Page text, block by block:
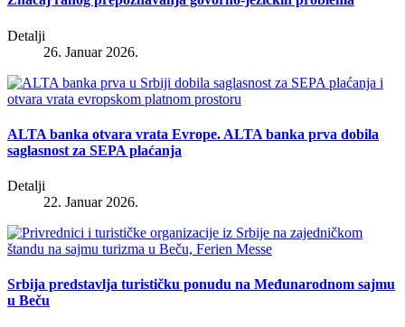
Detalji
26. Januar 2026.
ALTA banka otvara vrata Evrope. ALTA banka prva dobila
saglasnost za SEPA plaćanja
Detalji
22. Januar 2026.
Srbija predstavlja turističku ponudu na Međunarodnom sajmu
u Beču